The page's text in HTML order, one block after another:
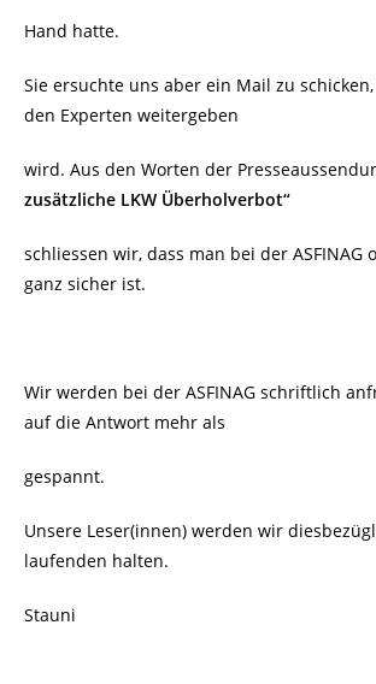
Hand hatte.
Sie ersuchte uns aber ein Mail zu
den Experten weitergeben
wird. Aus den Worten der
zusätzliche LKW Überholverbot“
schliessen wir, dass man bei der ASFINAG
ganz sicher ist.
Wir werden bei der ASFINAG schriftlich
auf die Antwort mehr als
gespannt.
Unsere Leser(innen) werden wir
laufenden halten.
Stauni